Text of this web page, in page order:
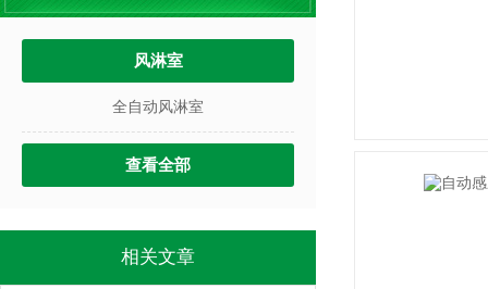
风淋室
全自动风淋室
查看全部
相关文章